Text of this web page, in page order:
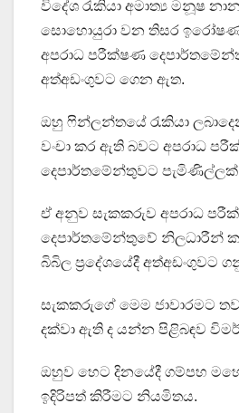
විදේශ රැකියා අමාත්‍ය මනූෂ
සොහොයුරා වන තිසර ඉරෝෂණ
අපරාධ පරීක්ෂණ
අත්අඩංගුවට ගෙන ඇත.
ඔහු ෆින්ලන්තයේ රැකියා
වංචා කර ඇති බවට අපරාධ
දෙපාර්තමේන්තුවට පැමිණිල්ලක්
ඒ අනුව සැකකරුව අපරාධ
දෙපාර්තමේන්තුවේ නිලධාරීන්
බිබිල ප්‍රදේශයේදී අත්අඩංගුවට
සැකකරුගේ මෙම ජාවාරමට
දක්වා ඇති ද යන්න පිළිබඳව
ඔහුව හෙට දිනයේදී ගම්පහ
ඉදිරිපත් කිරීමට නියමිතය.